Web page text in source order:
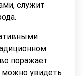
служит
поражает
увидеть